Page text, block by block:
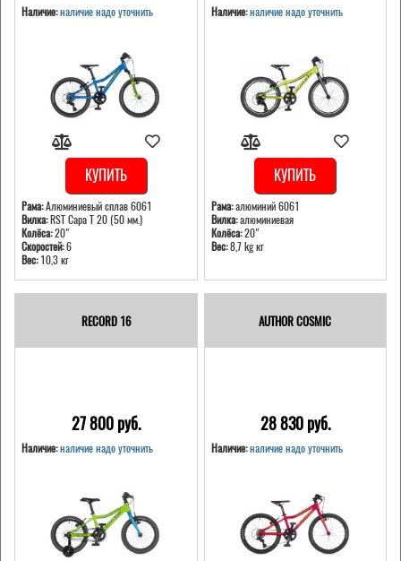
Наличие:наличие надо уточнить
КУПИТЬ
Рама:Алюминиевый сплав 6061
Вилка:RST Capa T 20 (50 мм.)
Колёса:20"
Скоростей:6
Вес:10,3 кг
Наличие: наличие надо уточнить
КУПИТЬ
Рама:алюминий 6061
Вилка:алюминиевая
Колёса:20"
Вес:8,7 kg кг
RECORD 16
27 800 pуб.
Наличие:наличие надо уточнить
AUTHOR COSMIC
28 830 pуб.
Наличие: наличие надо уточнить